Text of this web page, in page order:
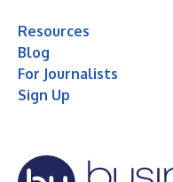
Resources
Blog
For Journalists
Sign Up